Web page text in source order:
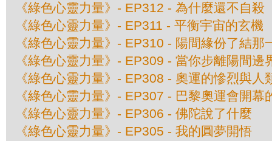
《綠色心靈力量》- EP312 - 為什麼還不自殺
《綠色心靈力量》- EP311 - 平衡宇宙的玄機
《綠色心靈力量》- EP310 - 陽間緣份了結那
《綠色心靈力量》- EP309 - 當你步離陽間邊
《綠色心靈力量》- EP308 - 奧運的慘烈與人
《綠色心靈力量》- EP307 - 巴黎奧運會開幕
《綠色心靈力量》- EP306 - 佛陀說了什麼
《綠色心靈力量》- EP305 - 我的圓夢開悟